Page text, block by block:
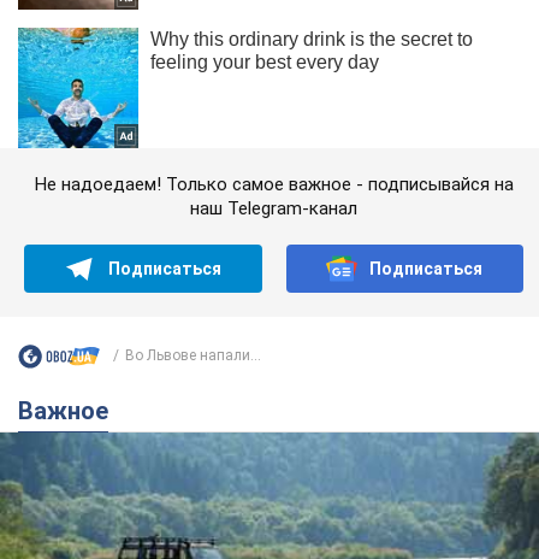
Не надоедаем! Только самое важное - подписывайся на
наш Telegram-канал
Подписаться Подписаться
Во Львове напали...
Важное